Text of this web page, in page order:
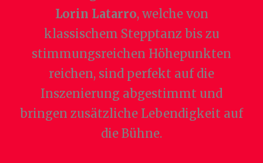
Lorin Latarro, welche von
klassischem Stepptanz bis zu
stimmungsreichen Höhepunkten
reichen, sind perfekt auf die
Inszenierung abgestimmt und
bringen zusätzliche Lebendigkeit auf
die Bühne.